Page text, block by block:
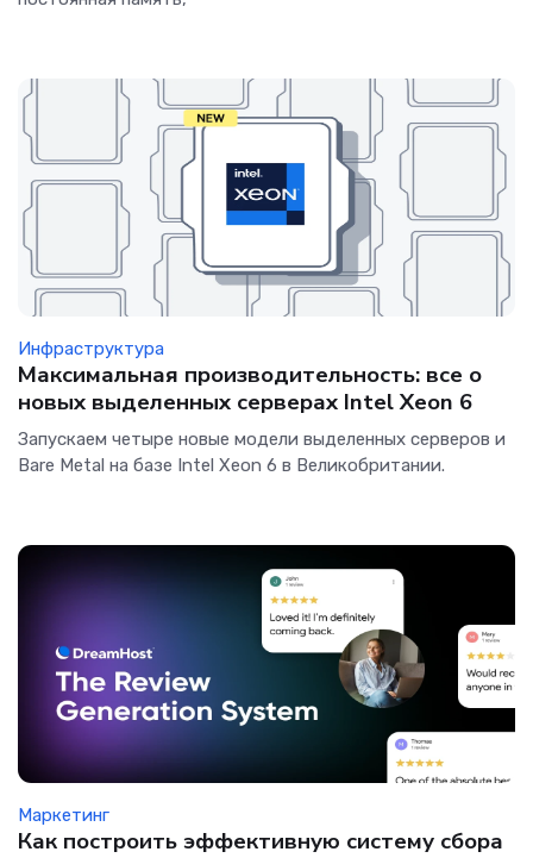
Инфраструктура
Максимальная производительность: все о
новых выделенных серверах Intel Xeon 6
Запускаем четыре новые модели выделенных серверов и
Bare Metal на базе Intel Xeon 6 в Великобритании.
Маркетинг
Как построить эффективную систему сбора